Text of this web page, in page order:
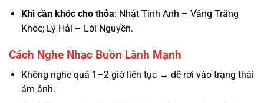
Khi cần khóc cho thỏa: Nhật Tinh Anh – Vầng Trăng
Khóc; Lý Hải – Lời Nguyền.
Cách Nghe Nhạc Buồn Lành Mạnh
Không nghe quá 1–2 giờ liên tục → dễ rơi vào trạng thái
ám ảnh.